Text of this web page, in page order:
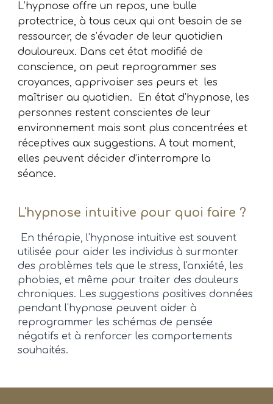
L’hypnose offre un repos, une bulle
protectrice, à tous ceux qui ont besoin de se
ressourcer, de s’évader de leur quotidien
douloureux. Dans cet état modifié de
conscience, on peut reprogrammer ses
croyances, apprivoiser ses peurs et les
maîtriser au quotidien. En état d’hypnose, les
personnes restent conscientes de leur
environnement mais sont plus concentrées et
réceptives aux suggestions. A tout moment,
elles peuvent décider d’interrompre la
séance.
L'hypnose intuitive pour quoi faire ?
En thérapie, l'hypnose intuitive est souvent
utilisée pour aider les individus à surmonter
des problèmes tels que le stress, l'anxiété, les
phobies, et même pour traiter des douleurs
chroniques. Les suggestions positives données
pendant l'hypnose peuvent aider à
reprogrammer les schémas de pensée
négatifs et à renforcer les comportements
souhaités.